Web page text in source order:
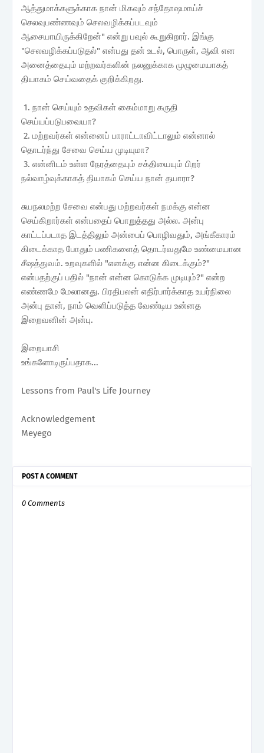
ஆத்துமாக்களுக்காக நான் மிகவும் சந்தோஷமாய்ச்
செலவுபண்ணவும் செலவழிக்கப்படவும்
ஆசையாயிருக்கிறேன்" என்று பவுல் கூறுகிறார். இங்கு
"செலவழிக்கப்படுதல்" என்பது தன் உடல், பொருள், ஆவி என
அனைத்தையும் மற்றவர்களின் நலனுக்காக முழுமையாகத்
தியாகம் செய்வதைக் குறிக்கிறது.
1. நான் செய்யும் உதவிகள் கைம்மாறு கருதி
செய்யப்படுபவையா?
2. மற்றவர்கள் என்னைப் பாராட்டாவிட்டாலும் என்னால்
தொடர்ந்து சேவை செய்ய முடியுமா?
3. என்னிடம் உள்ள நேரத்தையும் சக்தியையும் பிறர்
நல்வாழ்வுக்காகத் தியாகம் செய்ய நான் தயாரா?
சுயநலமற்ற சேவை என்பது மற்றவர்கள் நமக்கு என்ன
செய்கிறார்கள் என்பதைப் பொறுத்தது அல்ல. அன்பு
காட்டப்படாத இடத்திலும் அன்பைப் பொழிவதும், அங்கீகாரம்
கிடைக்காத போதும் பணிகளைத் தொடர்வதுமே உண்மையான
சீஷத்துவம். உறவுகளில் "எனக்கு என்ன கிடைக்கும்?"
என்பதற்குப் பதில் "நான் என்ன கொடுக்க முடியும்?" என்ற
எண்ணமே மேலானது. பிரதிபலன் எதிர்பார்க்காத உயர்நிலை
அன்பு தான், நாம் வெளிப்படுத்த வேண்டிய உன்னத
இறைவனின் அன்பு.
இறையாசி
உங்களோடிருப்பதாக...
Lessons from Paul's Life Journey
Acknowledgement
Meyego
POST A COMMENT
0 Comments